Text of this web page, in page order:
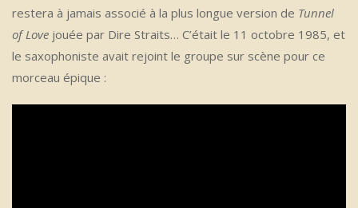
restera à jamais associé à la plus longue version de Tunnel
of Love jouée par Dire Straits… C’était le 11 octobre 1985, et
le saxophoniste avait rejoint le groupe sur scène pour ce
morceau épique :